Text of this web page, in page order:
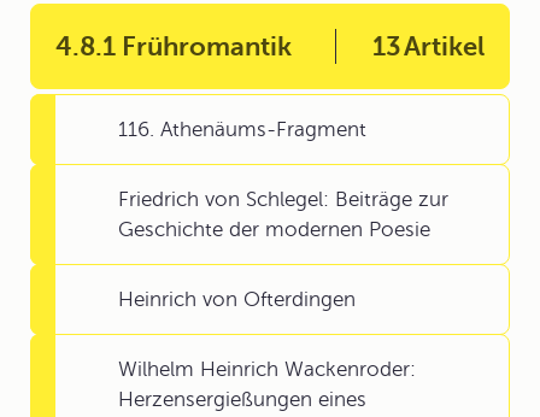
4.8.1 Frühromantik 13Artikel
116. Athenäums-Fragment
Friedrich von Schlegel: Beiträge zur
Geschichte der modernen Poesie
Heinrich von Ofterdingen
Wilhelm Heinrich Wackenroder:
Herzensergießungen eines